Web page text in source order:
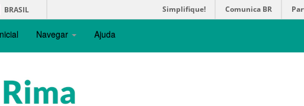
BRASIL Simplifique! Comunica BR
Navegar Ajuda